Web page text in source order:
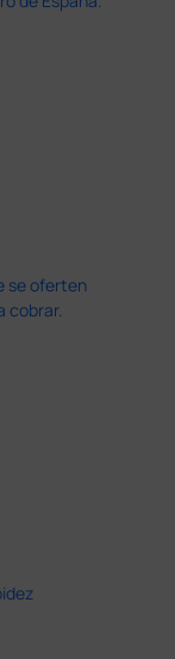
se oferten
cobrar.